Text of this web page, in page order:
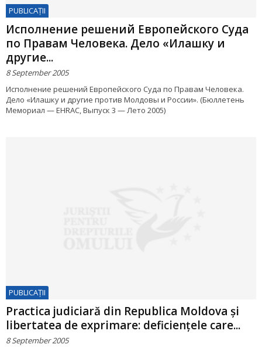
PUBLICAŢII
Исполнение решений Европейского Суда
по Правам Человека. Дело «Илашку и
другие...
8 September 2005
Исполнение решений Европейского Суда по Правам Человека.
Дело «Илашку и другие против Молдовы и России». (Бюллетень
Мемориал — EHRAC, Выпуск 3 — Лето 2005)
PUBLICAŢII
Practica judiciară din Republica Moldova şi
libertatea de exprimare: deficienţele care...
8 September 2005